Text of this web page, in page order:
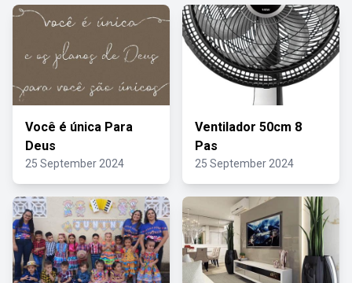
Você é única Para
Deus
25 September 2024
Ventilador 50cm 8
Pas
25 September 2024